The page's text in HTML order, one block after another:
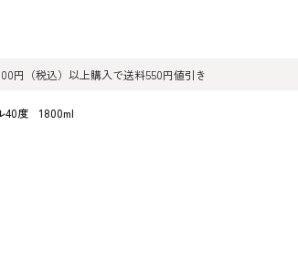
円（税込）以上購入で送料550円値引き
40度 1800ml